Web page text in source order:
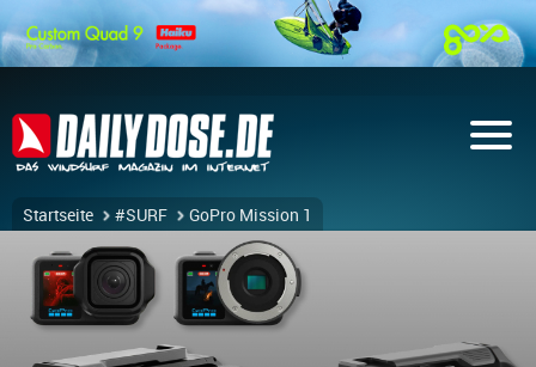
Startseite #SURF GoPro Mission 1